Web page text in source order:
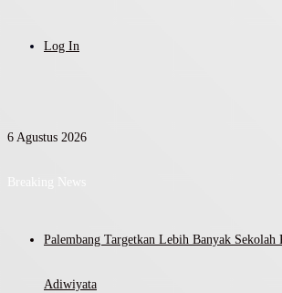
Log In
6 Agustus 2026
Breaking News
Palembang Targetkan Lebih Banyak Sekolah
Adiwiyata